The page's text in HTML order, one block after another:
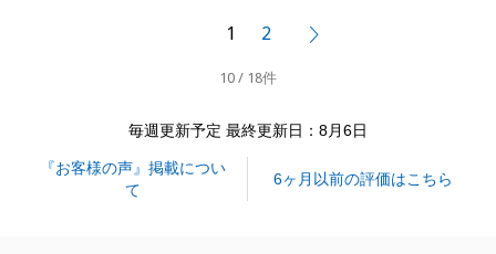
てもお力になりたい」、「安心して任せていただきた
私の言葉を信頼し、大切な未来を託してくださったH
様のご決断があったからこその好結果だと確信してお
1 2
10 / 18件
毎週更新予定 最終更新日：8月6日
『お客様の声』掲載につい
て
6ヶ月以前の評価はこちら